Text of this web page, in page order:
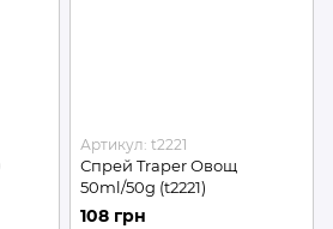
Артикул: t2221
Спрей Traper Овощ
50ml/50g (t2221)
108 грн